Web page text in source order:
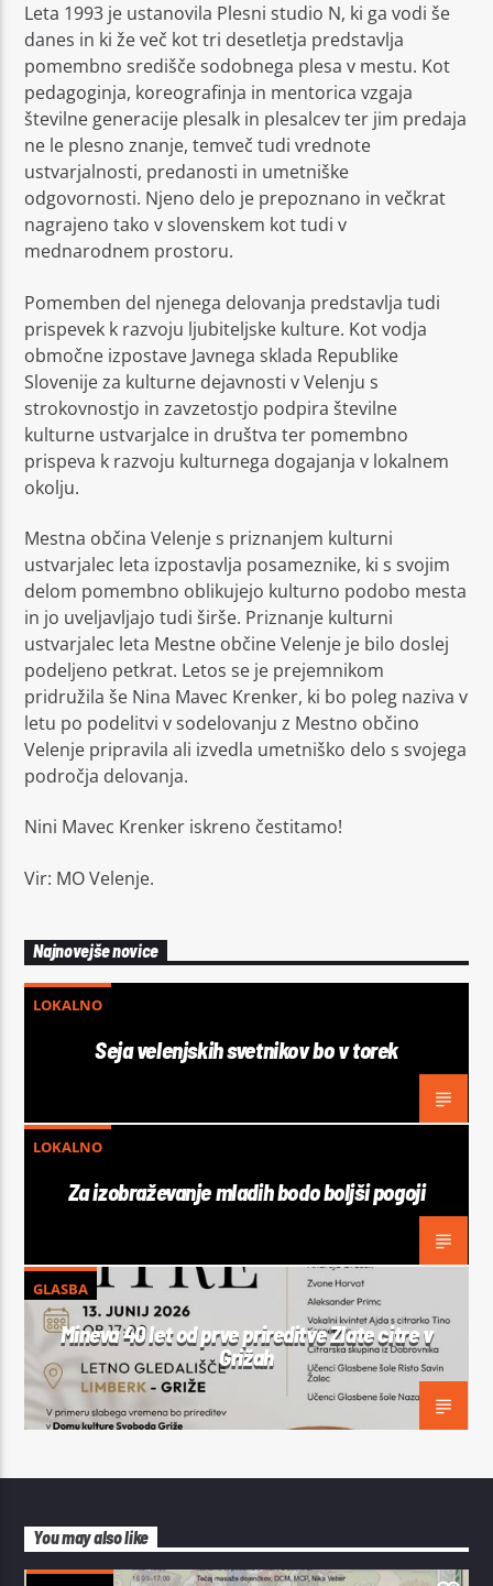
Leta 1993 je ustanovila Plesni studio N, ki ga vodi še
danes in ki že več kot tri desetletja predstavlja
pomembno središče sodobnega plesa v mestu. Kot
pedagoginja, koreografinja in mentorica vzgaja
številne generacije plesalk in plesalcev ter jim predaja
ne le plesno znanje, temveč tudi vrednote
ustvarjalnosti, predanosti in umetniške
odgovornosti. Njeno delo je prepoznano in večkrat
nagrajeno tako v slovenskem kot tudi v
mednarodnem prostoru.
Pomemben del njenega delovanja predstavlja tudi
prispevek k razvoju ljubiteljske kulture. Kot vodja
območne izpostave Javnega sklada Republike
Slovenije za kulturne dejavnosti v Velenju s
strokovnostjo in zavzetostjo podpira številne
kulturne ustvarjalce in društva ter pomembno
prispeva k razvoju kulturnega dogajanja v lokalnem
okolju.
Mestna občina Velenje s priznanjem kulturni
ustvarjalec leta izpostavlja posameznike, ki s svojim
delom pomembno oblikujejo kulturno podobo mesta
in jo uveljavljajo tudi širše. Priznanje kulturni
ustvarjalec leta Mestne občine Velenje je bilo doslej
podeljeno petkrat. Letos se je prejemnikom
pridružila še Nina Mavec Krenker, ki bo poleg naziva v
letu po podelitvi v sodelovanju z Mestno občino
Velenje pripravila ali izvedla umetniško delo s svojega
področja delovanja.
Nini Mavec Krenker iskreno čestitamo!
Vir: MO Velenje.
Najnovejše novice
LOKALNO
Seja velenjskih svetnikov bo v torek
LOKALNO
Za izobraževanje mladih bodo boljši pogoji
GLASBA
Mineva 40 let od prve prireditve Zlate citre v
Grižah
You may also like